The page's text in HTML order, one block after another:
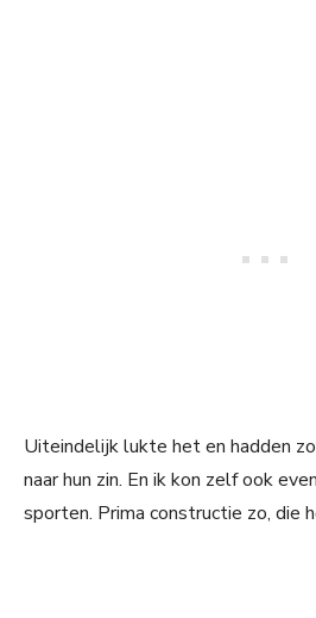
Uiteindelijk lukte het en hadden
naar hun zin. En ik kon zelf ook
sporten. Prima constructie zo, die